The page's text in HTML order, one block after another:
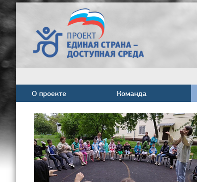
О проекте Команда